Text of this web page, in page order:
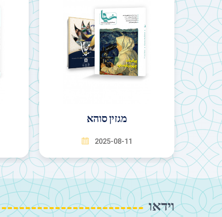
מגזין רוואיית איראני
2025-08-11
וידאו